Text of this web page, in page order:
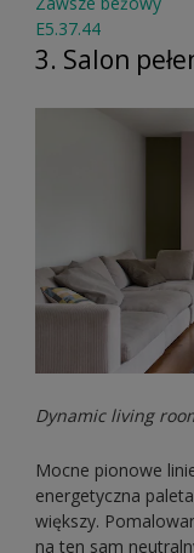
E5.37.44
3. Salon
Dynamic living
Mocne pionowe
energetyczna
większy.
na ten sam